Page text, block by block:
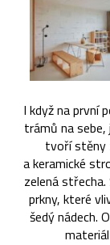
I když na první
trámů na
tvoří stěny
a keramické
zelená
prkny, které
šedý nádech.